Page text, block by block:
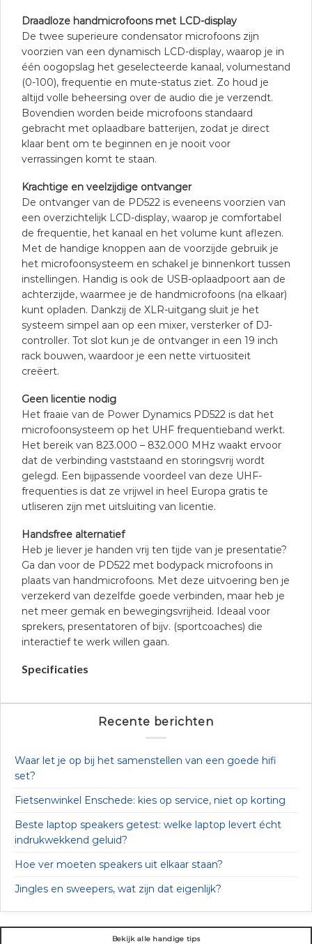
Draadloze handmicrofoons met LCD-display
De twee superieure condensator microfoons zijn
voorzien van een dynamisch LCD-display, waarop je in
één oogopslag het geselecteerde kanaal, volumestand
(0-100), frequentie en mute-status ziet. Zo houd je
altijd volle beheersing over de audio die je verzendt.
Bovendien worden beide microfoons standaard
gebracht met oplaadbare batterijen, zodat je direct
klaar bent om te beginnen en je nooit voor
verrassingen komt te staan.
Krachtige en veelzijdige ontvanger
De ontvanger van de PD522 is eveneens voorzien van
een overzichtelijk LCD-display, waarop je comfortabel
de frequentie, het kanaal en het volume kunt aflezen.
Met de handige knoppen aan de voorzijde gebruik je
het microfoonsysteem en schakel je binnenkort tussen
instellingen. Handig is ook de USB-oplaadpoort aan de
achterzijde, waarmee je de handmicrofoons (na elkaar)
kunt opladen. Dankzij de XLR-uitgang sluit je het
systeem simpel aan op een mixer, versterker of DJ-
controller. Tot slot kun je de ontvanger in een 19 inch
rack bouwen, waardoor je een nette virtuositeit
creëert.
Geen licentie nodig
Het fraaie van de Power Dynamics PD522 is dat het
microfoonsysteem op het UHF frequentieband werkt.
Het bereik van 823.000 – 832.000 MHz waakt ervoor
dat de verbinding vaststaand en storingsvrij wordt
gelegd. Een bijpassende voordeel van deze UHF-
frequenties is dat ze vrijwel in heel Europa gratis te
utliseren zijn met uitsluiting van licentie.
Handsfree alternatief
Heb je liever je handen vrij ten tijde van je presentatie?
Ga dan voor de PD522 met bodypack microfoons in
plaats van handmicrofoons. Met deze uitvoering ben je
verzekerd van dezelfde goede verbinden, maar heb je
net meer gemak en bewegingsvrijheid. Ideaal voor
sprekers, presentatoren of bijv. (sportcoaches) die
interactief te werk willen gaan.
Specificaties
Recente berichten
Waar let je op bij het samenstellen van een goede hifi
set?
Fietsenwinkel Enschede: kies op service, niet op korting
Beste laptop speakers getest: welke laptop levert écht
indrukwekkend geluid?
Hoe ver moeten speakers uit elkaar staan?
Jingles en sweepers, wat zijn dat eigenlijk?
Bekijk alle handige tips